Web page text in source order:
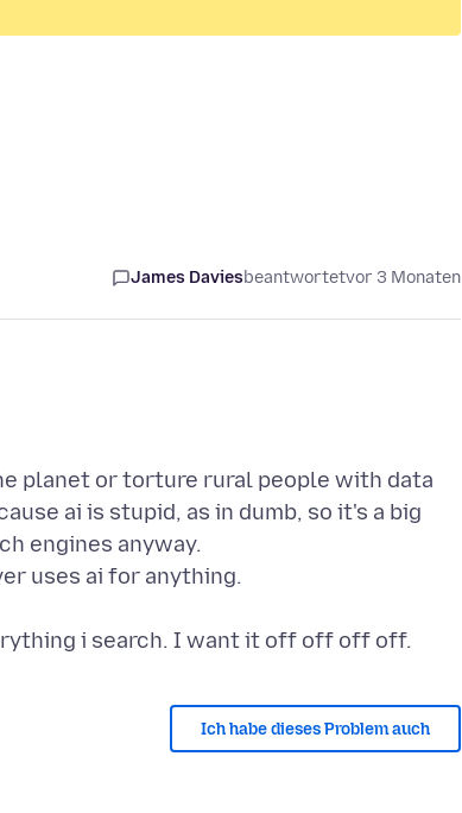
James Daviesbeantwortetvor 3 Monaten
planet or torture rural people with data
ai is stupid, as in dumb, so it's a big
engines anyway.
uses ai for anything.
Ich habe dieses Problem auch